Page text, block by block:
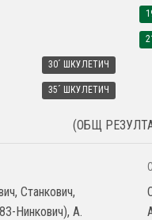
30´ ШКУЛЕТИЧ
35´ ШКУЛЕТИЧ
(ОБЩ
Станкович,
Нинкович), А.